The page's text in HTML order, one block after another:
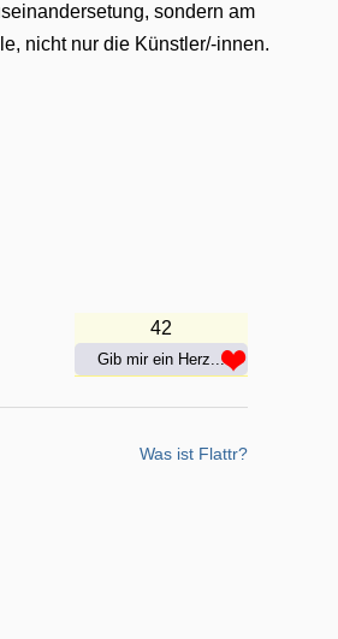
sondern am
nicht nur die Künstler/-innen.
42
Gib mir ein Herz...
Was ist Flattr?